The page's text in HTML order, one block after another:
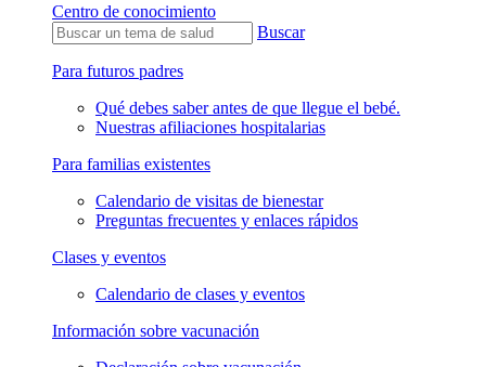
Centro de conocimiento
Buscar
Para futuros padres
Qué debes saber antes de que llegue el bebé.
Nuestras afiliaciones hospitalarias
Para familias existentes
Calendario de visitas de bienestar
Preguntas frecuentes y enlaces rápidos
Clases y eventos
Calendario de clases y eventos
Información sobre vacunación